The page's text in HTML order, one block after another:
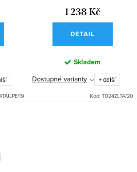
19
1 238 Kč
DETAIL
Skladem
Dostupné varianty
+ další
Kód: T024ZLTA/20